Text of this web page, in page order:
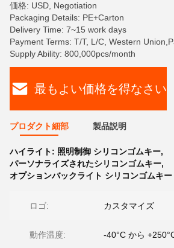
価格: USD, Negotiation
Packaging Details: PE+Carton
Delivery Time: 7~15 work days
Payment Terms: T/T, L/C, Western
Supply Ability: 800,000pcs/month
最もよい価格を得なさい
プロダクト細部 製品説明
ハイライト: 照明制御 シリコンゴムキー,
パーソナライズされたシリコンゴムキー,
オプションバックライト シリコンゴムキー
ロゴ: カスタマイズ
動作温度: -40°C から